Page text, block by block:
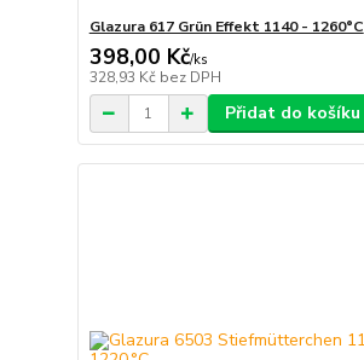
Glazura 617 Grün Effekt 1140 - 1260°C
398,00 Kč/ks
328,93 Kč bez DPH
Přidat do košíku